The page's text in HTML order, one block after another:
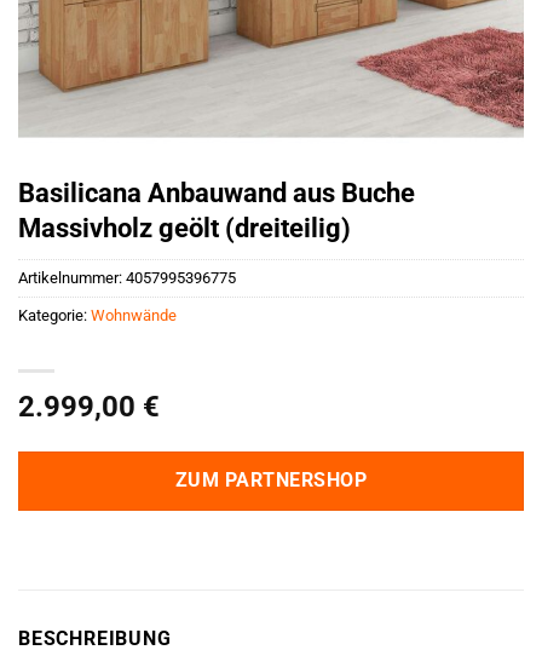
Basilicana Anbauwand aus Buche
Massivholz geölt (dreiteilig)
2.999,00 €
ZUM PARTNERSHOP
Artikelnummer: 4057995396775
Kategorie: Wohnwände
BESCHREIBUNG